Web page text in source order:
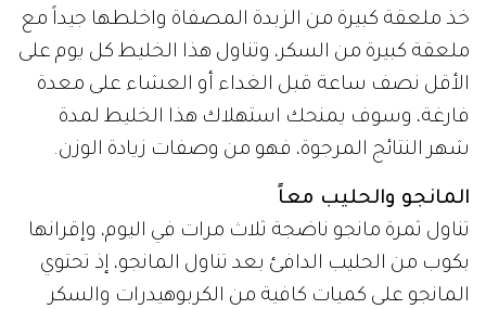
خذ ملعقة كبيرة من الزبدة المصفاة واخلطها جيداً مع
ملعقة كبيرة من السكر، وتناول هذا الخليط كل يوم على
الأقل نصف ساعة قبل الغداء أو العشاء على معدة
فارغة، وسوف يمنحك استهلاك هذا الخليط لمدة
شهر النتائج المرجوة، فهو من وصفات زيادة الوزن.
المانجو والحليب معاً
تناول ثمرة مانجو ناضجة ثلاث مرات في اليوم، وإقرانها
بكوب من الحليب الدافئ بعد تناول المانجو، إذ تحتوي
المانجو على كميات كافية من الكربوهيدرات والسكر